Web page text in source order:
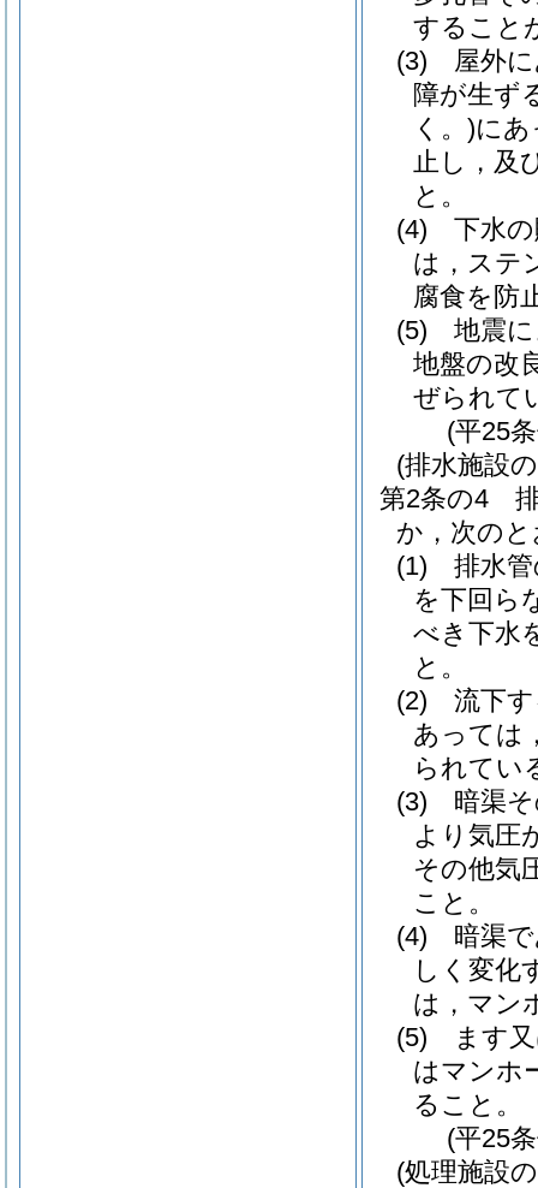
すること
(3)
屋外
障が生ず
く。)にあ
止し，及
と。
(4)
下水
は，ステ
腐食を防
(5)
地震
地盤の改
ぜられて
(平25
(排水施設
第2条の4
か，次の
(1)
排水
を下回ら
べき下水
と。
(2)
流下
あっては
られてい
(3)
暗渠
より気圧
その他気
こと。
(4)
暗渠
しく変化
は，マン
(5)
ます
はマンホ
ること。
(平25
(処理施設